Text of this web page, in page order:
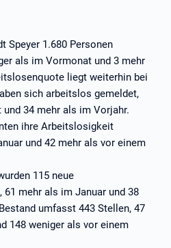
Speyer 1.680 Personen
als im Vormonat und 3 mehr
liegt weiterhin bei
sich arbeitslos gemeldet,
34 mehr als im Vorjahr.
ihre Arbeitslosigkeit
und 42 mehr als vor einem
115 neue
mehr als im Januar und 38
umfasst 443 Stellen, 47
148 weniger als vor einem